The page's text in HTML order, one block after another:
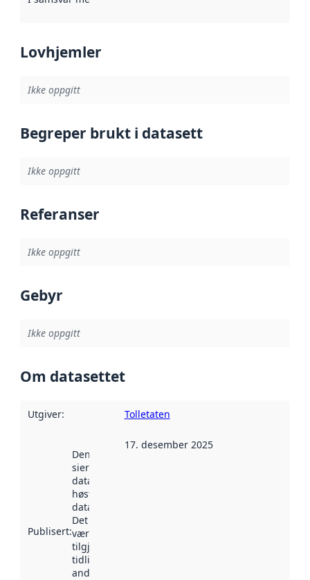
Lovhjemler
Ikke oppgitt
Begreper brukt i datasett
Ikke oppgitt
Referanser
Ikke oppgitt
Gebyr
Ikke oppgitt
Om datasettet
Utgiver: Tolletaten
Publisert:
Denne datoen
sier når
datasettet ble
høstet av
data.norge.no.
Det kan ha
vært
tilgjengelig
tidligere
andre steder.
17. desember 2025